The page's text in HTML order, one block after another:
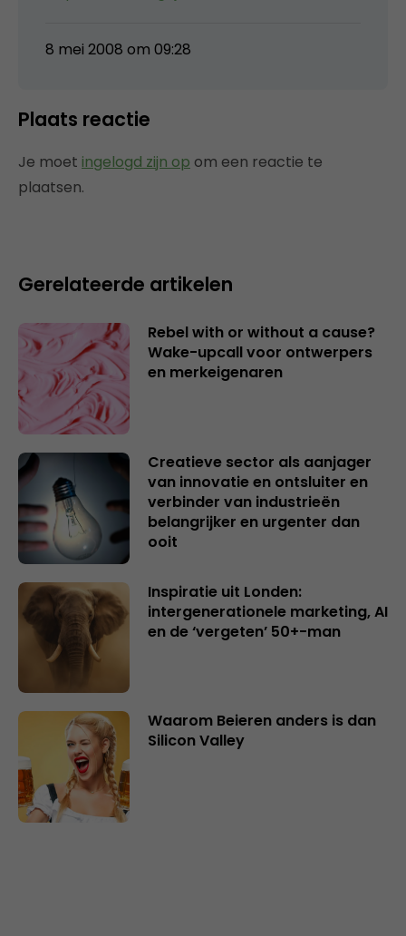
8 mei 2008 om 09:28
Plaats reactie
Je moet ingelogd zijn op om een reactie te
plaatsen.
Gerelateerde artikelen
Rebel with or without a cause?
Wake-upcall voor ontwerpers
en merkeigenaren
Creatieve sector als aanjager
van innovatie en ontsluiter en
verbinder van industrieën
belangrijker en urgenter dan
ooit
Inspiratie uit Londen:
intergenerationele marketing, AI
en de ‘vergeten’ 50+-man
Waarom Beieren anders is dan
Silicon Valley